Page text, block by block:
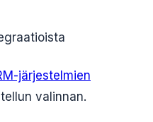
järjestelmien
valinnan.